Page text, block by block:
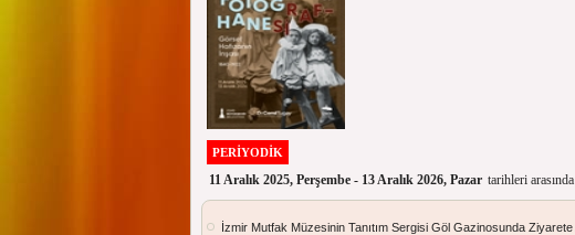
PERİYODİK
11 Aralık 2025, Perşembe - 13 Aralık 2026, Pazar tarihleri
İzmir Mutfak Müzesinin Tanıtım Sergisi Göl Gazinosunda Ziyarete